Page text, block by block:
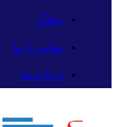
وبلاگ
تماس با ما
درباره ما